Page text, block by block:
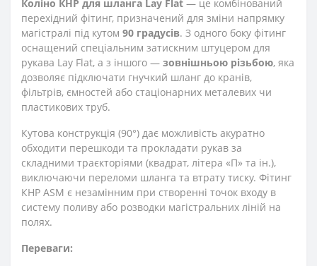
Коліно КНР для шланга Lay Flat — це комбінований
перехідний фітинг, призначений для зміни напрямку
магістралі під кутом 90 градусів. З одного боку фітинг
оснащений спеціальним затискним штуцером для
рукава Lay Flat, а з іншого — зовнішньою різьбою, яка
дозволяє підключати гнучкий шланг до кранів,
фільтрів, ємностей або стаціонарних металевих чи
пластикових труб.
Кутова конструкція (90°) дає можливість акуратно
обходити перешкоди та прокладати рукав за
складними траєкторіями (квадрат, літера «П» та ін.),
виключаючи переломи шланга та втрату тиску. Фітинг
КНР ASM є незамінним при створенні точок входу в
систему поливу або розводки магістральних ліній на
полях.
Переваги: